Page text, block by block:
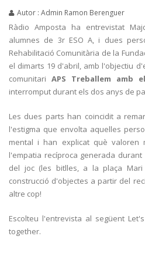
Autor : Admin Ramon Berenguer
Ràdio Amposta ha entrevistat
alumnes de 3r ESO A, i dues
Rehabilitació Comunitària de la
el dimarts 19 d'abril, amb l'objectiu
comunitari APS Treballem amb
interromput durant els dos anys de
Les dues parts han coincidit a
l'estigma que envolta aquelles
mental i han explicat què valoren
l'empatia recíproca generada
del joc (les bitlles, a la plaça
construcció d'objectes a partir del
altre cop!
Escolteu l'entrevista al següent
together.